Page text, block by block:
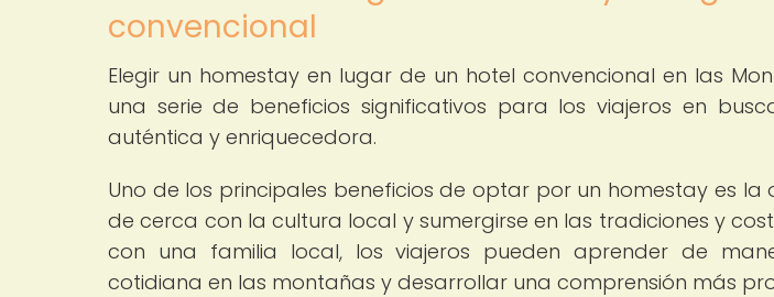
convencional
Elegir un homestay en lugar de un hotel convencional en las
una serie de beneficios significativos para los viajeros en
auténtica y enriquecedora.
Uno de los principales beneficios de optar por un homestay es
de cerca con la cultura local y sumergirse en las tradiciones y
con una familia local, los viajeros pueden aprender de
cotidiana en las montañas y desarrollar una comprensión más